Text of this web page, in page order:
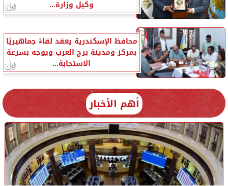
وكيل وزارة...
محافظ الإسكندرية يعقد لقاءً جماهيريًا
بمركز ومدينة برج العرب ويوجه بسرعة
الاستجابة...
أهم الأخبار